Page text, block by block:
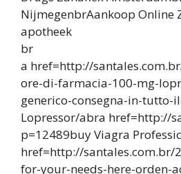
NijmegenbrAankoop Online
apotheek
br
a href=http://
ore-di-farmacia-100-mg-
generico-consegna-in-
Lopressor/abra href=http://
p=12489buy Viagra
href=http://
for-your-needs-here-orden-